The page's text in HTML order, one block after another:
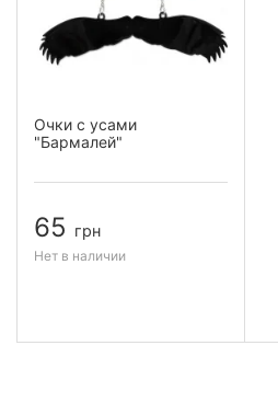
Очки с усами
"Бармалей"
65 грн
Нет в наличии